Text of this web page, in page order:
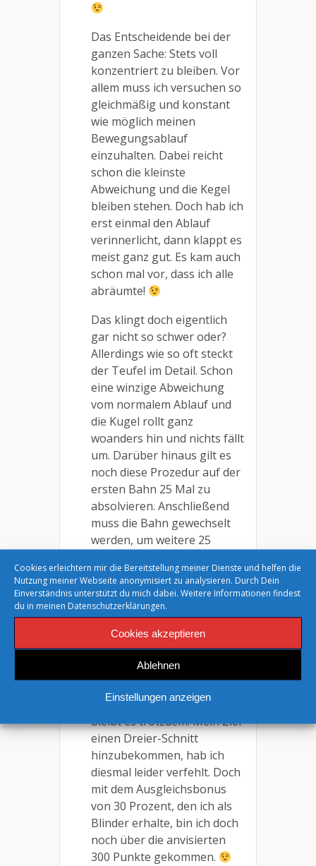
Cookies erleichtern mir die Bereitstellung meiner Dienste und helfen die
Nutzung meiner Webseite anonymisiert zu analysieren. Durch Dein
Einverständnis unterstützt du mich dabei. Weitere Informationen findest
du in meinen Datenschutzerklärungen.
Cookies akzeptieren
Ablehnen
Einstellungen anzeigen
Das Entscheidende bei der
ganzen Sache: Stets voll
konzentriert zu bleiben. Vor
allem muss ich versuchen so
gleichmäßig und konstant
wie möglich meinen
Bewegungsablauf
einzuhalten. Dabei reicht
schon die kleinste
Abweichung und die Kegel
bleiben stehen. Doch hab ich
erst einmal den Ablauf
verinnerlicht, dann klappt es
meist ganz gut. Es kam auch
schon mal vor, dass ich alle
abräumte!
Das klingt doch eigentlich
gar nicht so schwer oder?
Allerdings wie so oft steckt
der Teufel im Detail. Schon
eine winzige Abweichung
vom normalem Ablauf und
die Kugel rollt ganz
woanders hin und nichts fällt
um. Darüber hinaus gilt es
noch diese Prozedur auf der
ersten Bahn 25 Mal zu
absolvieren. Anschließend
muss die Bahn gewechselt
werden, um weitere 25
100 Schub ist man dann am
Ende und hofft auf
genügend Kraft, um an
kehren.
Nun ja, ganz so schlimm ist
nicht, doch anstrengend
bleibt es trotzdem. Mein Ziel
einen Dreier-Schnitt
hinzubekommen, hab ich
diesmal leider verfehlt. Doch
mit dem Ausgleichsbonus
von 30 Prozent, den ich als
Blinder erhalte, bin ich doch
noch über die anvisierten
300 Punkte gekommen.